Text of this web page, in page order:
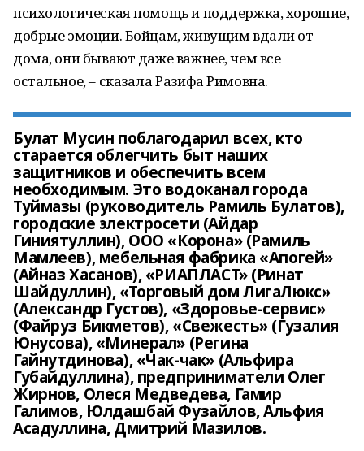
психологическая помощь и поддержка, хорошие,
добрые эмоции. Бойцам, живущим вдали от
дома, они бывают даже важнее, чем все
остальное, – сказала Разифа Римовна.
Булат Мусин поблагодарил всех, кто
старается облегчить быт наших
защитников и обеспечить всем
необходимым. Это водоканал города
Туймазы (руководитель Рамиль Булатов),
городские электросети (Айдар
Гиниятуллин), ООО «Корона» (Рамиль
Мамлеев), мебельная фабрика «Апогей»
(Айназ Хасанов), «РИАПЛАСТ» (Ринат
Шайдуллин), «Торговый дом ЛигаЛюкс»
(Александр Густов), «Здоровье-сервис»
(Файруз Бикметов), «Свежесть» (Гузалия
Юнусова), «Минерал» (Регина
Гайнутдинова), «Чак-чак» (Альфира
Губайдуллина), предприниматели Олег
Жирнов, Олеся Медведева, Гамир
Галимов, Юлдашбай Фузайлов, Альфия
Асадуллина, Дмитрий Мазилов.